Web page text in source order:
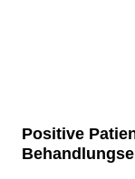
Positive